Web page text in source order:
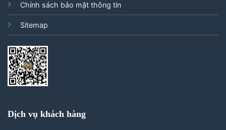
Chính sách bảo mật thông tin
Sitemap
Dịch vụ khách hàng